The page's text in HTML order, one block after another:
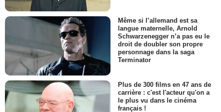
Même si l’allemand est sa
langue maternelle, Arnold
Schwarzenegger n’a pas eu le
droit de doubler son propre
personnage dans la saga
Terminator
Plus de 300 films en 47 ans de
carrière : c'est l'acteur qu'on a
le plus vu dans le cinéma
français !